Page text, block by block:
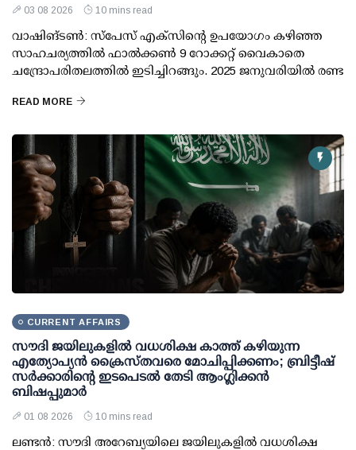
03 08 2026 10 mins read
വാഷിങ്ടണ്‍: സ്പേസ് എക്‌സിന്റെ ഉപയോഗം കഴിഞ്ഞ
സാഹചര്യത്തില്‍ ഫാല്‍ക്കണ്‍ 9 റോക്കറ്റ് വൈകാതെ
ചന്ദ്രോപരിതലത്തില്‍ ഇടിച്ചിറങ്ങും. 2025 ജനുവരിയില്‍ രണ്ട
READ MORE
CURRENT AFFAIRS
സൗദി ജയിലുകളിൽ വധശിക്ഷ കാത്ത് കഴിയുന്ന
എത്യോപ്യൻ ക്രൈസ്തവരെ മോചിപ്പിക്കണം; ബ്രിട്ടീഷ്
സർക്കാരിന്റെ ഇടപെടൽ തേടി ആംഗ്ലിക്കൻ
ബിഷപ്പുമാർ
01 08 2026 10 mins read
ലണ്ടൻ: സൗദി അറേബ്യയിലെ ജയിലുകളിൽ വധശിക്ഷ